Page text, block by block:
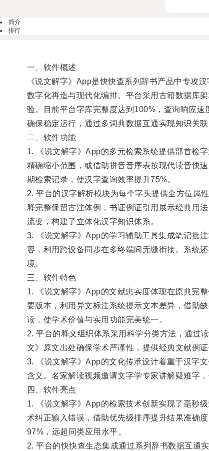
简介
排行
一、软件概述
《说文解字》App是快快查系列辞书产品中专攻
数字化再造与现代化编排。平台采用古籍数据库
验。目前平台字库完整度达到100%，查询响应
确保稳定运行，通过多词典数据互通实现知识关
二、软件功能
1. 《说文解字》App的多元检索系统提供部首检
精确缩小范围，或借助拼音音序表按现代读音快
期检索记录，使汉字查询效率提升75%。
2. 平台的汉字解析模块为每个字头提供全方位属
释完整保留古注体例，书证例证引用展示经典用
流变，构建了立体化汉字知识体系。
3. 《说文解字》App的学习辅助工具集成笔记批
容，利用跨设备同步在多终端间无缝衔接。系统
境。
三、软件特色
1. 《说文解字》App的文献忠实度体现在原典完
要版本，利用异文标注系统提示文本差异，借助
读，使学术价值与实用功能完美统一。
2. 平台的释义组织体系采用科学分类方法，通过
文》原文出处确保学术严谨性，提供经典文献例
3. 《说文解字》App的文化传承设计着重于汉字
含义。名家解读视频邀请文字学专家讲解疑难字
四、软件亮点
1. 《说文解字》App的检索技术创新实现了毫秒
术纠正输入错误，借助优先级排序提升结果准确
97%，远超同类应用水平。
2. 平台的快快查生态集成通过系列辞书数据互通